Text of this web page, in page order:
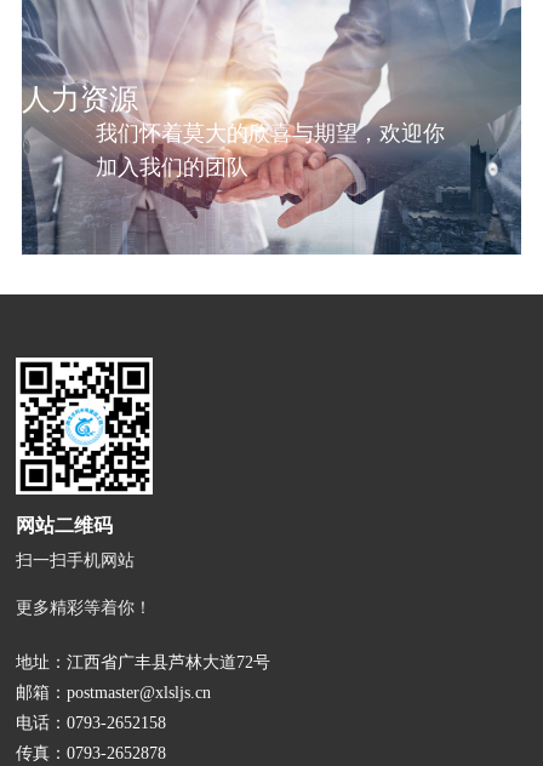
人力资源
我们怀着莫大的欣喜与期望，欢迎你
加入我们的团队
网站二维码
扫一扫手机网站
更多精彩等着你！
地址：江西省广丰县芦林大道72号
邮箱：postmaster@xlsljs.cn
电话：0793-2652158
传真：0793-2652878